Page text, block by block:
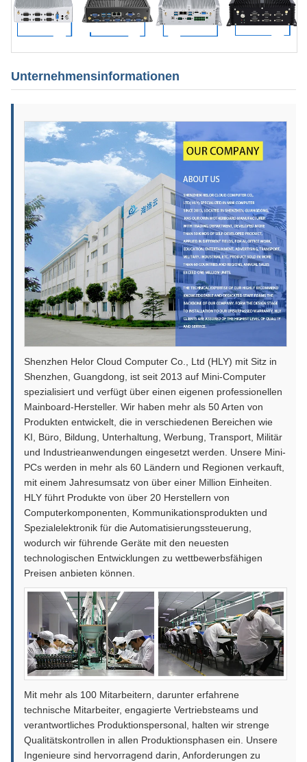
Unternehmensinformationen
Shenzhen Helor Cloud Computer Co., Ltd (HLY) mit Sitz in
Shenzhen, Guangdong, ist seit 2013 auf Mini-Computer
spezialisiert und verfügt über einen eigenen professionellen
Mainboard-Hersteller. Wir haben mehr als 50 Arten von
Produkten entwickelt, die in verschiedenen Bereichen wie
KI, Büro, Bildung, Unterhaltung, Werbung, Transport, Militär
und Industrieanwendungen eingesetzt werden. Unsere Mini-
PCs werden in mehr als 60 Ländern und Regionen verkauft,
mit einem Jahresumsatz von über einer Million Einheiten.
HLY führt Produkte von über 20 Herstellern von
Computerkomponenten, Kommunikationsprodukten und
Spezialelektronik für die Automatisierungssteuerung,
wodurch wir führende Geräte mit den neuesten
technologischen Entwicklungen zu wettbewerbsfähigen
Preisen anbieten können.
Mit mehr als 100 Mitarbeitern, darunter erfahrene
technische Mitarbeiter, engagierte Vertriebsteams und
verantwortliches Produktionspersonal, halten wir strenge
Qualitätskontrollen in allen Produktionsphasen ein. Unsere
Ingenieure sind hervorragend darin, Anforderungen zu